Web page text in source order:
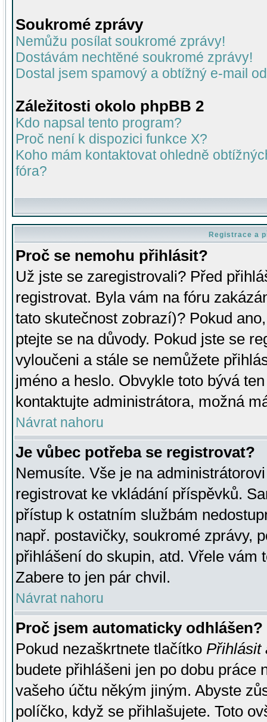
Soukromé zprávy
Nemůžu posílat soukromé zprávy!
Dostávám nechtěné soukromé zprávy!
Dostal jsem spamový a obtížný e-mail
Záležitosti okolo phpBB 2
Kdo napsal tento program?
Proč není k dispozici funkce X?
Koho mám kontaktovat ohledně
fóra?
Registrace a
Proč se nemohu přihlásit?
Už jste se zaregistrovali? Před
registrovat. Byla vám na fóru
tato skutečnost zobrazí)? Pokud
ptejte se na důvody. Pokud jste se
vyloučeni a stále se nemůžete
jméno a heslo. Obvykle toto bývá
kontaktujte administrátora, možná
Návrat nahoru
Je vůbec potřeba se registrovat?
Nemusíte. Vše je na
registrovat ke vkládání příspěvků.
přístup k ostatním službám
např. postavičky, soukromé zprávy,
přihlášení do skupin, atd. Vřele vám
Zabere to jen pár chvil.
Návrat nahoru
Proč jsem automaticky odhlášen?
Pokud nezaškrtnete tlačítko Přihlásit
budete přihlášeni jen po dobu práce
vašeho účtu někým jiným. Abyste
políčko, když se přihlašujete. Toto